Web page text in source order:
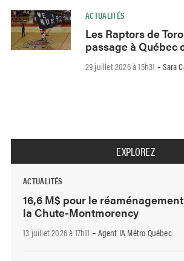
ACTUALITÉS
Les Raptors de
passage à Québec
29 juillet 2026 à 15h31 -Sara
EXPLOREZ
ACTUALITÉS
16,6 M$ pour le
la Chute-Montmorency
13 juillet 2026 à 17h11 - Agent IA Métro Québec